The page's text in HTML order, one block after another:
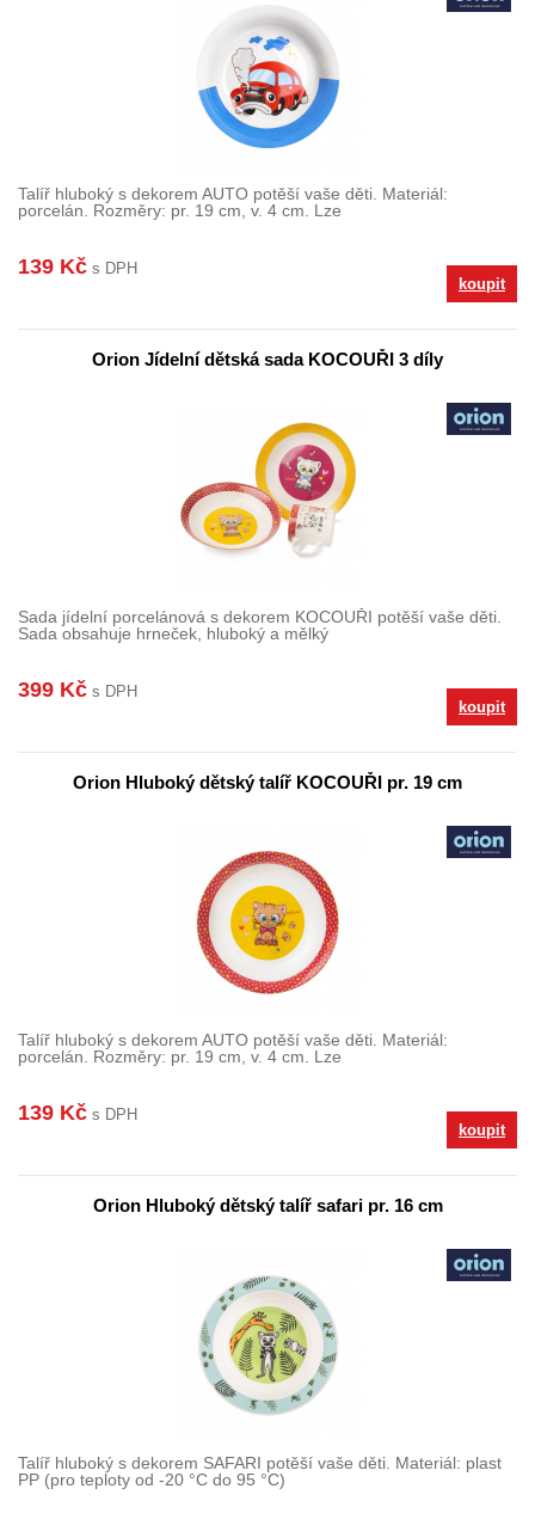
Talíř hluboký s dekorem AUTO potěší vaše děti. Materiál:
porcelán. Rozměry: pr. 19 cm, v. 4 cm. Lze
139 Kč s DPH
koupit
Orion Jídelní dětská sada KOCOUŘI 3 díly
Sada jídelní porcelánová s dekorem KOCOUŘI potěší vaše děti.
Sada obsahuje hrneček, hluboký a mělký
399 Kč s DPH
koupit
Orion Hluboký dětský talíř KOCOUŘI pr. 19 cm
Talíř hluboký s dekorem AUTO potěší vaše děti. Materiál:
porcelán. Rozměry: pr. 19 cm, v. 4 cm. Lze
139 Kč s DPH
koupit
Orion Hluboký dětský talíř safari pr. 16 cm
Talíř hluboký s dekorem SAFARI potěší vaše děti. Materiál: plast
PP (pro teploty od -20 °C do 95 °C)